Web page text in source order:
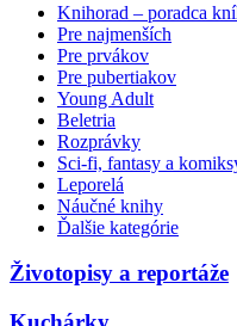
Knihorad – poradca
Pre najmenších
Pre prvákov
Pre pubertiakov
Young Adult
Beletria
Rozprávky
Sci-fi, fantasy a
Leporelá
Náučné knihy
Ďalšie kategórie
Životopisy a reportáže